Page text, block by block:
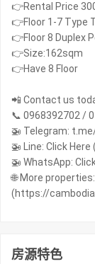
👉Rental Price
👉Floor 1-7 Type
👉Floor 8 Duplex
👉Size:162sqm
👉Have 8 Floor
📲 Contact us
📞 0968392702 /
🚁 Telegram:
🚁 Line: Click
🚁 WhatsApp:
🌐 More
(https://
房源特色